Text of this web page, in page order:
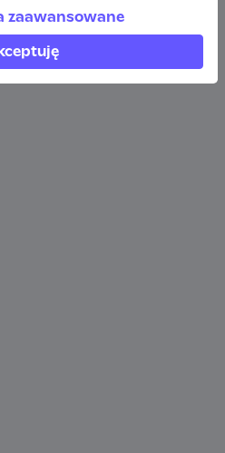
więcej
zaawansowane